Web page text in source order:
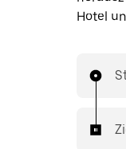
Hotel